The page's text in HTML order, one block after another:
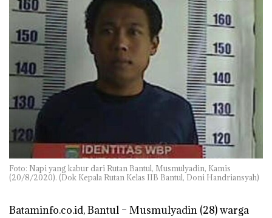
Foto: Napi yang kabur dari Rutan Bantul, Musmulyadin, Kamis
(20/8/2020). (Dok Kepala Rutan Kelas IIB Bantul, Doni Handriansyah)
Bataminfo.co.id, Bantul – Musmulyadin (28) warga